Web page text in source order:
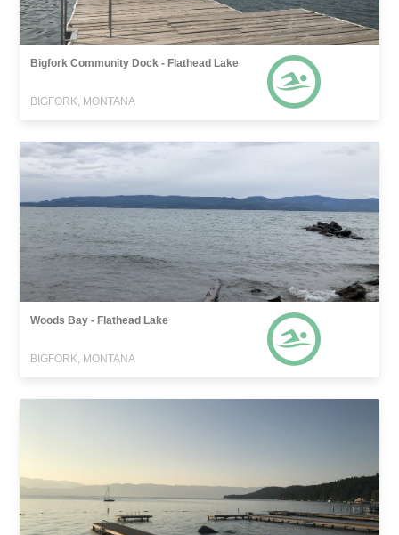
Bigfork Community Dock - Flathead Lake
BIGFORK, MONTANA
Woods Bay - Flathead Lake
BIGFORK, MONTANA